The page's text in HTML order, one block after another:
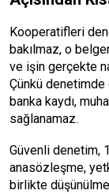
Kooperatifleri
bakılmaz, o
ve işin gerçekte
Çünkü denetimde
banka kaydı,
sağlanamaz.
Güvenli denetim,
anasözleşme,
birlikte